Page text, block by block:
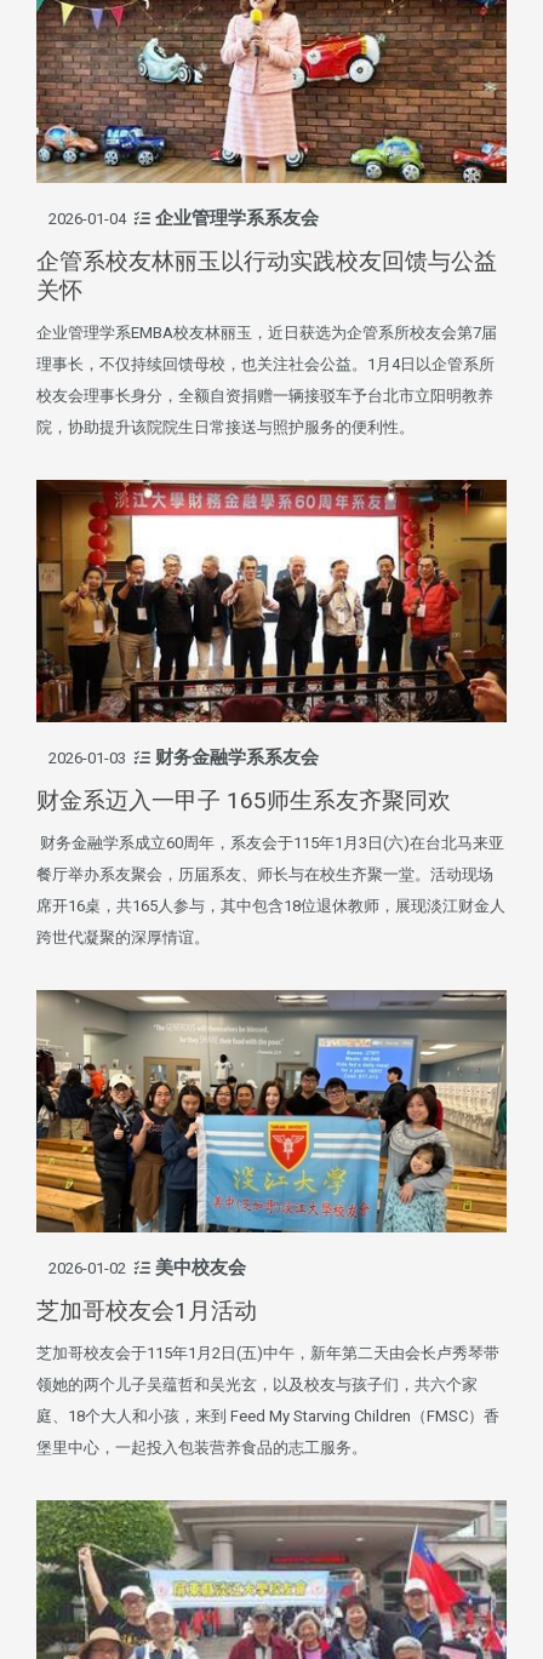
2026-01-04 企业管理学系系友会
企管系校友林丽玉以行动实践校友回馈与公益
关怀
企业管理学系EMBA校友林丽玉，近日获选为企管系所校友会第7届
理事长，不仅持续回馈母校，也关注社会公益。1月4日以企管系所
校友会理事长身分，全额自资捐赠一辆接驳车予台北市立阳明教养
院，协助提升该院院生日常接送与照护服务的便利性。
2026-01-03 财务金融学系系友会
财金系迈入一甲子 165师生系友齐聚同欢
财务金融学系成立60周年，系友会于115年1月3日(六)在台北马来亚
餐厅举办系友聚会，历届系友、师长与在校生齐聚一堂。活动现场
席开16桌，共165人参与，其中包含18位退休教师，展现淡江财金人
跨世代凝聚的深厚情谊。
2026-01-02 美中校友会
芝加哥校友会1月活动
芝加哥校友会于115年1月2日(五)中午，新年第二天由会长卢秀琴带
领她的两个儿子吴蕴哲和吴光玄，以及校友与孩子们，共六个家
庭、18个大人和小孩，来到 Feed My Starving Children（FMSC）香
堡里中心，一起投入包装营养食品的志工服务。